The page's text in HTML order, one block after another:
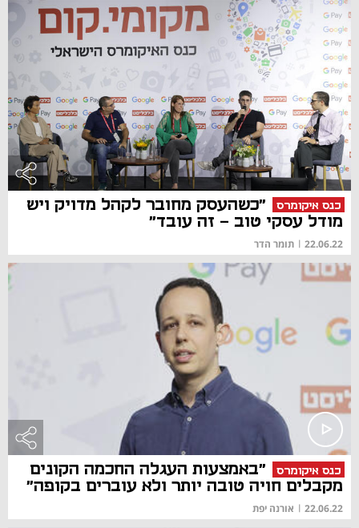
כנס איקומרס
"כשהעסק מחובר לקהל מדויק ויש
מודל עסקי טוב - זה עובד"
22.06.22
| תומר הדר
כנס איקומרס
"באמצעות העגלה החכמה הקונים
מקבלים חויה טובה יותר ולא עוברים בקופה"
22.06.22
| אורנה יפת